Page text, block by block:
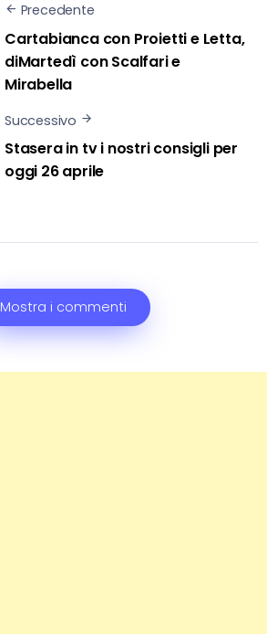
Precedente
Cartabianca con Proietti e Letta,
diMartedì con Scalfari e
Mirabella
Successivo
Stasera in tv i nostri consigli per
oggi 26 aprile
Mostra i commenti